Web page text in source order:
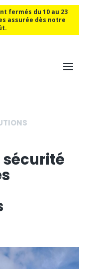
fermés du 10 au 23
assurée dès notre